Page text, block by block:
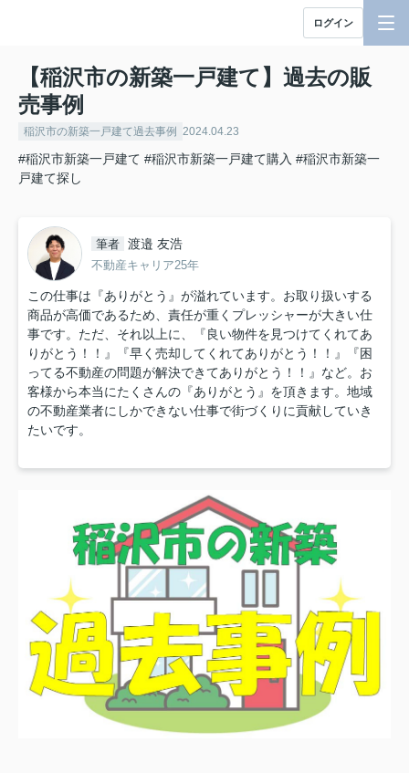
ログイン
【稲沢市の新築一戸建て】過去の販
売事例
稲沢市の新築一戸建て過去事例 2024.04.23
#稲沢市新築一戸建て #稲沢市新築一戸建て購入 #稲沢市新築一
戸建て探し
筆者 渡邉 友浩
不動産キャリア25年
この仕事は『ありがとう』が溢れています。お取り扱いする
商品が高価であるため、責任が重くプレッシャーが大きい仕
事です。ただ、それ以上に、『良い物件を見つけてくれてあ
りがとう！！』『早く売却してくれてありがとう！！』『困
ってる不動産の問題が解決できてありがとう！！』など。お
客様から本当にたくさんの『ありがとう』を頂きます。地域
の不動産業者にしかできない仕事で街づくりに貢献していき
たいです。